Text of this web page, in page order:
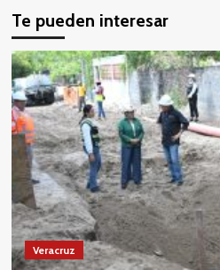
Te pueden interesar
Veracruz